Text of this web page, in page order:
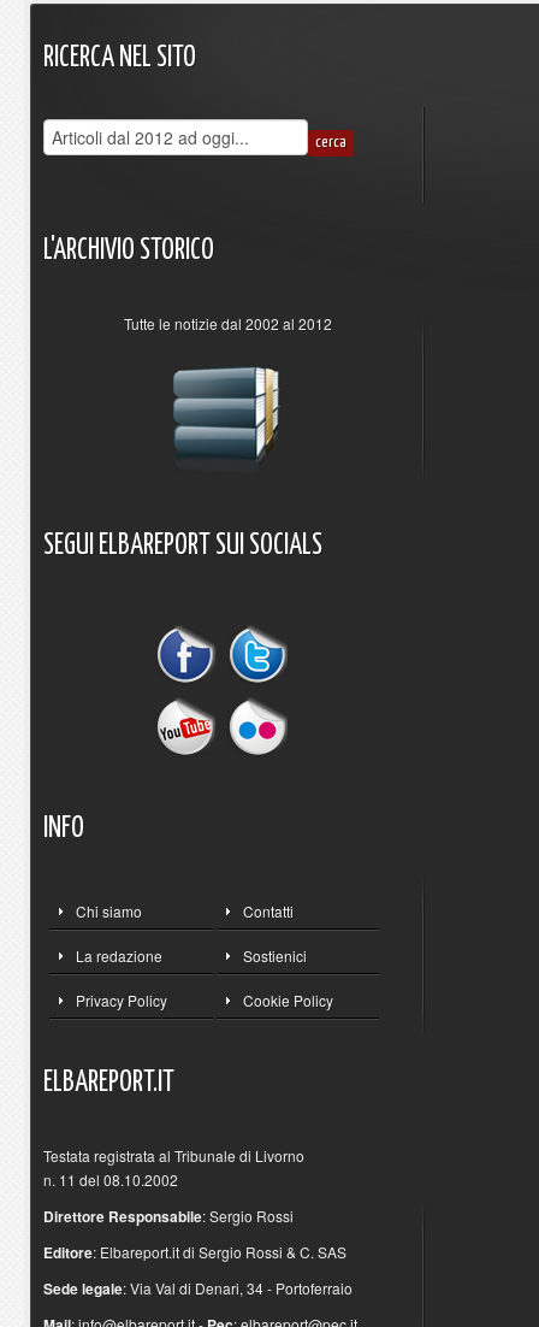
RICERCA NEL SITO
L'ARCHIVIO STORICO
Tutte le notizie dal 2002 al 2012
SEGUI ELBAREPORT SUI SOCIALS
INFO
Chi siamo Contatti
La redazione Sostienici
Privacy Policy Cookie Policy
ELBAREPORT.IT
Testata registrata al Tribunale di Livorno
n. 11 del 08.10.2002
Direttore Responsabile: Sergio Rossi
Editore: Elbareport.it di Sergio Rossi & C. SAS
Sede legale: Via Val di Denari, 34 - Portoferraio